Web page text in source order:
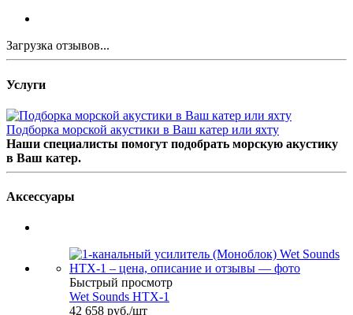
Загрузка отзывов...
Услуги
Подборка морской акустики в Ваш катер или яхту
Наши специалисты помогут подобрать морскую акустику
в Ваш катер.
Аксессуары
Быстрый просмотр
Wet Sounds HTX-1
42 658 руб./шт